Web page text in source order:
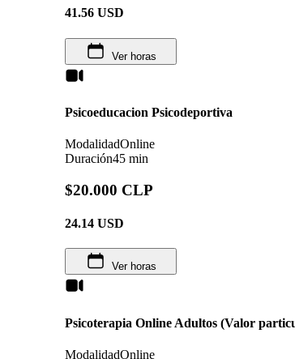
41.56 USD
Ver horas
Psicoeducacion Psicodeportiva
ModalidadOnline
Duración45 min
$20.000 CLP
24.14 USD
Ver horas
Psicoterapia Online Adultos (Valor
ModalidadOnline